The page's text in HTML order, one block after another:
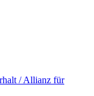
/ Allianz für